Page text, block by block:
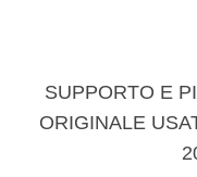
SUPPORTO E
ORIGINALE